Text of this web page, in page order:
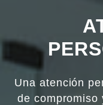
Una atención
de compromiso